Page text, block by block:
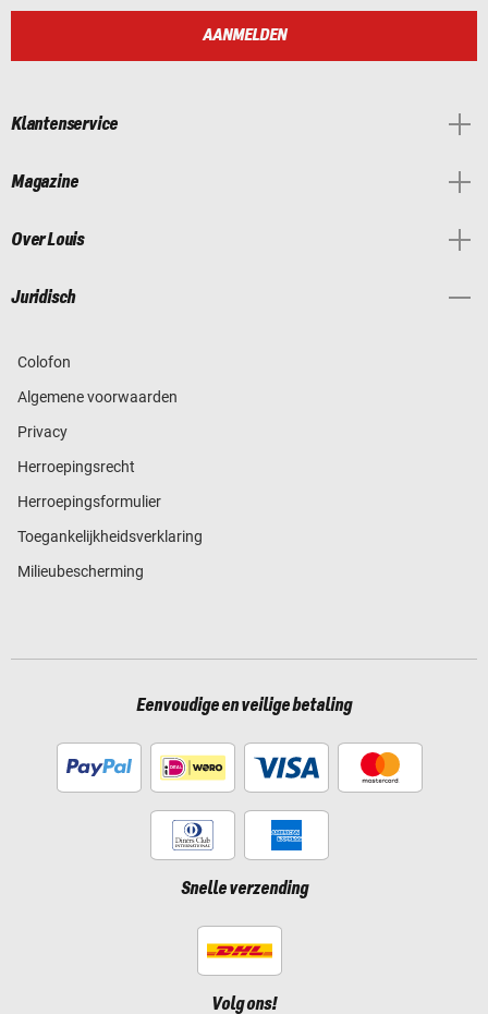
AANMELDEN
Klantenservice
Magazine
Over Louis
Juridisch
Colofon
Algemene voorwaarden
Privacy
Herroepingsrecht
Herroepingsformulier
Toegankelijkheidsverklaring
Milieubescherming
Eenvoudige en veilige betaling
Snelle verzending
Volg ons!